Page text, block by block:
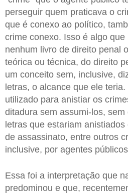
perseguir quem praticava o
que é conexo ao político,
crime conexo. Isso é algo
nenhum livro de direito penal
teórica ou técnica, do direito
um conceito sem, inclusive,
letras, o alcance que ele
utilizado para anistiar os
ditadura sem assumi-los,
letras que estariam
de assassinato, entre outros
inclusive, por agentes
Essa foi a interpretação que
predominou e que,